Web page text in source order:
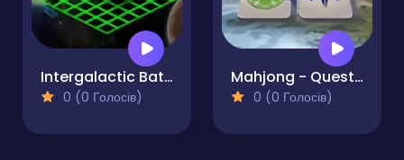
Intergalactic Battleship
0 (0 Голосів)
Mahjong - Quest of Japan Clans
0 (0 Голосів)